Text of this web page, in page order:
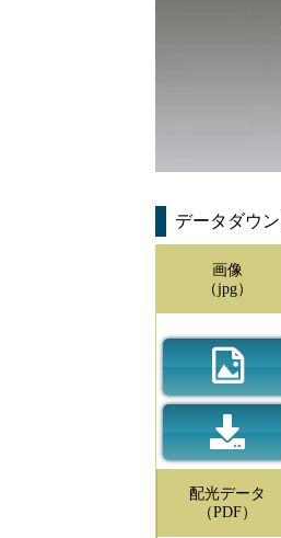
データダウ
画像
（jpg）
配光データ
（PDF）